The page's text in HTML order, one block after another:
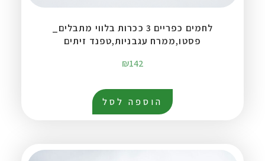
לחמים כפריים 3 ככרות בלווי מתבלים_
פסטו,ממרח עגבניות,טפנד זיתים
₪142
הוספה לסל